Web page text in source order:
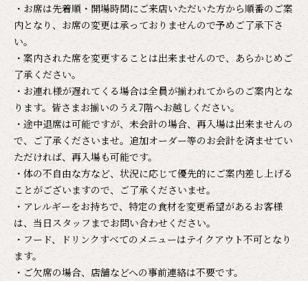
・お席は先着順・開場時間にご来店いただいた方から順番のご案
内となり、お席の変更は承っておりませんので予めご了承下さ
い。
・案内された席を変更することは出来ませんので、あらかじめご
了承ください。
・お連れ様が遅れてくる場合は全員が揃われてからのご案内とな
ります。皆さまお揃いのうえ7階へお越しください。
・途中退席は可能ですが、未会計の場合、再入場は出来ませんの
で、ご了承くださいませ。追加オーダー等のお会計を済ませてい
ただければ、再入場も可能です。
・体の不自由な方など、状況に応じて優先的にご案内差し上げる
ことがございますので、ご了承くださいませ。
・アレルギーをお持ちで、特定の食材を変更希望があるお客様
は、当日スタッフまでお問い合わせください。
・フード、ドリンクすべてのメニューはテイクアウト不可となり
ます。
・ご欠席の場合、店舗などへの事前連絡は不要です。